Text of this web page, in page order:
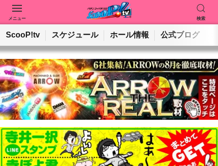
メニュー 検索
動画を検索 ホールを検索
検索
ScooP!tv スケジュール ホール情報 公式ブログ